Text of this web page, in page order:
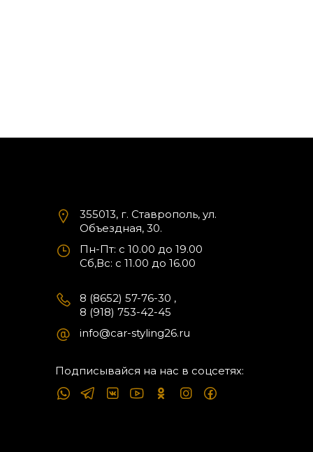
355013, г. Ставрополь, ул.
Объездная, 30.
Пн-Пт: с 10.00 до 19.00
Cб,Вс: с 11.00 до 16.00
8 (8652) 57-76-30 ,
8 (918) 753-42-45
info@car-styling26.ru
Подписывайся на нас в соцсетях: